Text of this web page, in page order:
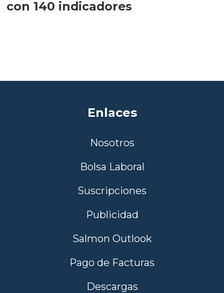
con 140 indicadores
Enlaces
Nosotros
Bolsa Laboral
Suscripciones
Publicidad
Salmon Outlook
Pago de Facturas
Descargas